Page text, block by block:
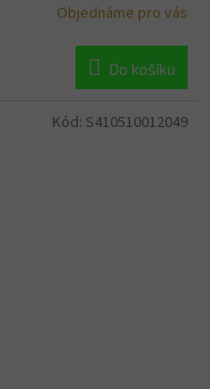
Objednáme pro vás
Do košíku
Kód: S410510012049